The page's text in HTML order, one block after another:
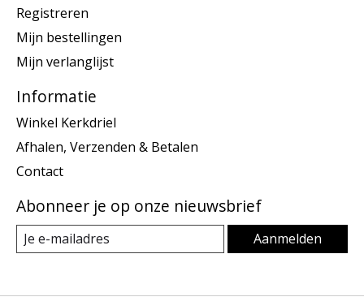
Registreren
Mijn bestellingen
Mijn verlanglijst
Informatie
Winkel Kerkdriel
Afhalen, Verzenden & Betalen
Contact
Abonneer je op onze nieuwsbrief
Aanmelden